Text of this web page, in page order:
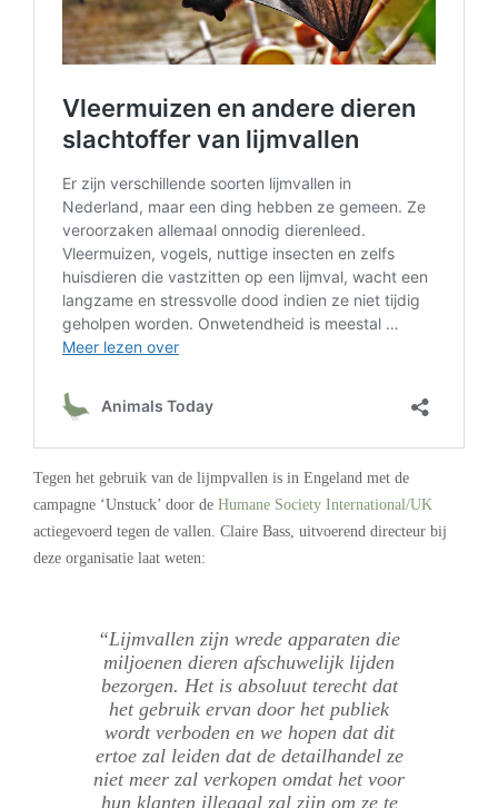
Tegen het gebruik van de lijmpvallen is in Engeland met de
campagne ‘Unstuck’ door de Humane Society International/UK
actiegevoerd tegen de vallen. Claire Bass, uitvoerend directeur bij
deze organisatie laat weten:
“Lijmvallen zijn wrede apparaten die
miljoenen dieren afschuwelijk lijden
bezorgen. Het is absoluut terecht dat
het gebruik ervan door het publiek
wordt verboden en we hopen dat dit
ertoe zal leiden dat de detailhandel ze
niet meer zal verkopen omdat het voor
hun klanten illegaal zal zijn om ze te